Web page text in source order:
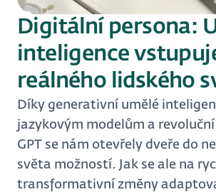
Digitální persona:
inteligence
reálného lidského
Díky generativní umělé
jazykovým modelům a
GPT se nám otevřely dveře do
světa možností. Jak se ale na
transformativní změny